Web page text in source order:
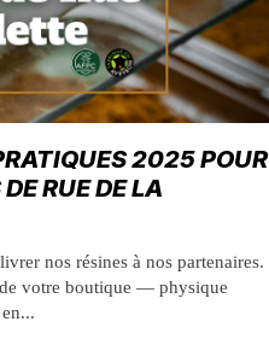
2025 POUR
RUE DE LA
nos résines à nos partenaires.
de votre boutique — physique